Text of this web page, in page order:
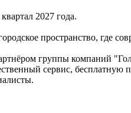
2027 года.
пространство, где
группы компаний
сервис,